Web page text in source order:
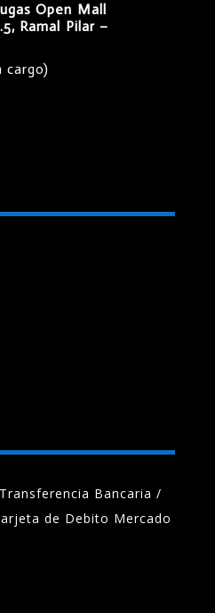
Open Mall
Ramal Pilar –
cargo)
Bancaria /
de Debito Mercado